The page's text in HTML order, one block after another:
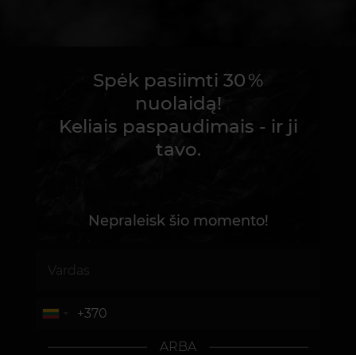
Spėk pasiimti 30 %
nuolaidą!
Keliais paspaudimais - ir ji
tavo.
Nepraleisk šio momento!
ARBA